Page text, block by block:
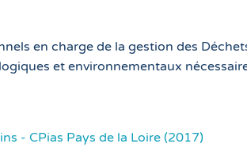
en charge de la gestion des
et environnementaux
- CPias Pays de la Loire (2017)